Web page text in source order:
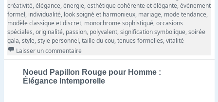
créativité,élégance,énergie,esthétique cohérente et élégante,événement
formel, individualité, look soigné et harmonieux, mariage, mode tendance,
modèle classique et discret, monochrome sophistiqué,occasions
spéciales,originalité, passion, polyvalent,signification symbolique,soirée
gala,style,style personnel,taille du cou,tenues formelles,vitalité
Laisser un commentaire
Noeud Papillon Rouge pour Homme :
Élégance Intemporelle